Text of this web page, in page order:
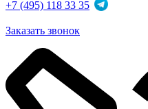
+7 (495) 118 33 35
Заказать звонок